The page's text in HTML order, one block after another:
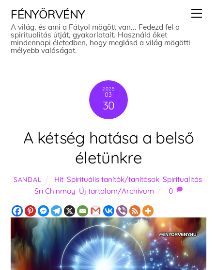
content
FÉNYÖRVÉNY
A világ, és ami a Fátyol mögött van... Fedezd fel a
spiritualitás útját, gyakorlatait. Használd őket
mindennapi életedben, hogy meglásd a világ mögötti
mélyebb valóságot.
2025
03
30
A kétség hatása a belső
életünkre
SANDAL Hit, Spirituális tanítók/tanítások, Spiritualitás,
Sri Chinmoy Új tartalom/Archívum 0